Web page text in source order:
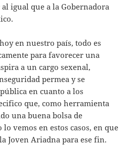
igual que a la Gobernadora
en nuestro país, todo es
para favorecer una
a un cargo sexenal,
permea y se
en cuanto a los
que, como herramienta
una buena bolsa de
vemos en estos casos, en que
Joven Ariadna para ese fin.